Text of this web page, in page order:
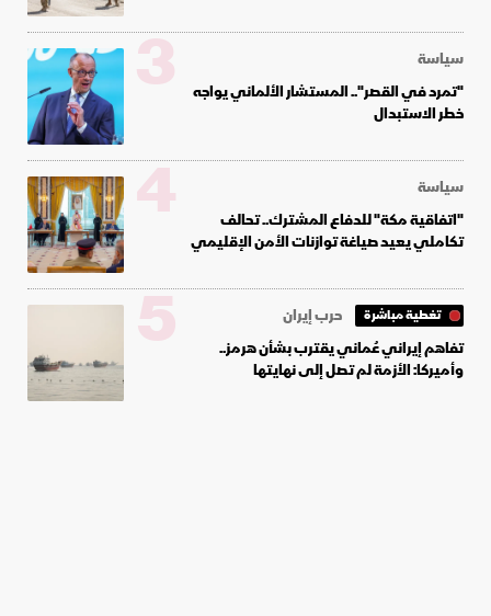
سياسة
"تمرد في القصر".. المستشار الألماني يواجه
خطر الاستبدال
3
سياسة
"اتفاقية مكة" للدفاع المشترك.. تحالف
تكاملي يعيد صياغة توازنات الأمن الإقليمي 4
تغطية مباشرة
حرب إيران
تفاهم إيراني عُماني يقترب بشأن هرمز..
وأميركا: الأزمة لم تصل إلى نهايتها
5